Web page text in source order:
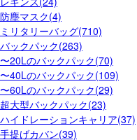
防塵マスク(4)
ミリタリーバッグ(710)
バックパック(263)
〜20Lのバックパック(70)
〜40Lのバックパック(109)
〜60Lのバックパック(29)
超大型バックパック(23)
ハイドレーションキャリア(37)
手提げカバン(39)